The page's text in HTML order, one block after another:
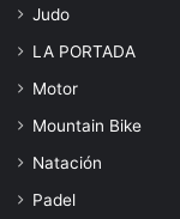
Judo
LA PORTADA
Motor
Mountain Bike
Natación
Padel